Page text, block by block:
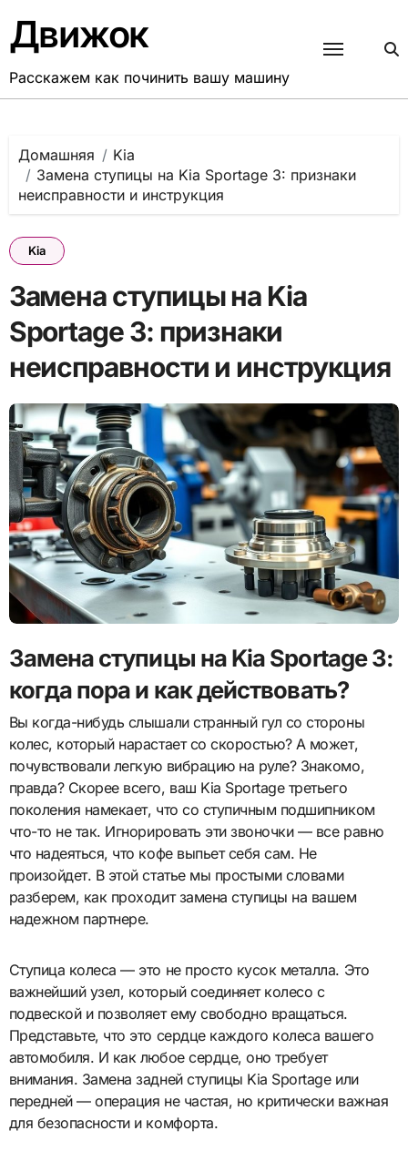
содержанию
Движок
Расскажем как починить вашу машину
Домашняя
Kia
Замена ступицы на Kia Sportage 3: признаки
неисправности и инструкция
Kia
Замена ступицы на Kia
Sportage 3: признаки
неисправности и инструкция
Замена ступицы на Kia Sportage 3:
когда пора и как действовать?
Вы когда-нибудь слышали странный гул со стороны
колес, который нарастает со скоростью? А может,
почувствовали легкую вибрацию на руле? Знакомо,
правда? Скорее всего, ваш Kia Sportage третьего
поколения намекает, что со ступичным подшипником
что-то не так. Игнорировать эти звоночки — все равно
что надеяться, что кофе выпьет себя сам. Не
произойдет. В этой статье мы простыми словами
разберем, как проходит замена ступицы на вашем
надежном партнере.
Ступица колеса — это не просто кусок металла. Это
важнейший узел, который соединяет колесо с
подвеской и позволяет ему свободно вращаться.
Представьте, что это сердце каждого колеса вашего
автомобиля. И как любое сердце, оно требует
внимания. Замена задней ступицы Kia Sportage или
передней — операция не частая, но критически важная
для безопасности и комфорта.